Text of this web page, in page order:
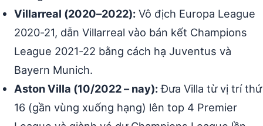
Villarreal (2020–2022): Vô địch Europa League
2020-21, dẫn Villarreal vào bán kết Champions
League 2021-22 bằng cách hạ Juventus và
Bayern Munich.
Aston Villa (10/2022 – nay):Đưa Villa từ vị trí thứ
16 (gần vùng xuống hạng) lên top 4 Premier